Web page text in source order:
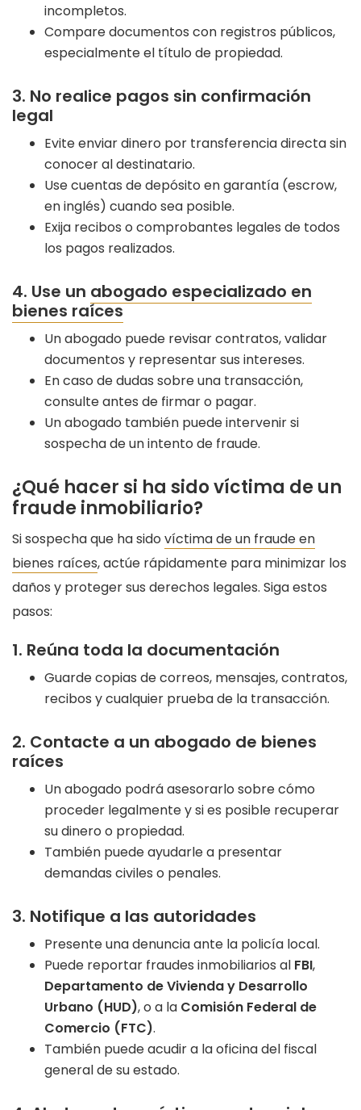
incompletos.
Compare documentos con registros públicos,
especialmente el título de propiedad.
3. No realice pagos sin confirmación
legal
Evite enviar dinero por transferencia directa sin
conocer al destinatario.
Use cuentas de depósito en garantía (escrow,
en inglés) cuando sea posible.
Exija recibos o comprobantes legales de todos
los pagos realizados.
4. Use un abogado especializado en
bienes raíces
Un abogado puede revisar contratos, validar
documentos y representar sus intereses.
En caso de dudas sobre una transacción,
consulte antes de firmar o pagar.
Un abogado también puede intervenir si
sospecha de un intento de fraude.
¿Qué hacer si ha sido víctima de un
fraude inmobiliario?
Si sospecha que ha sido víctima de un fraude en
bienes raíces, actúe rápidamente para minimizar los
daños y proteger sus derechos legales. Siga estos
pasos:
1. Reúna toda la documentación
Guarde copias de correos, mensajes, contratos,
recibos y cualquier prueba de la transacción.
2. Contacte a un abogado de bienes
raíces
Un abogado podrá asesorarlo sobre cómo
proceder legalmente y si es posible recuperar
su dinero o propiedad.
También puede ayudarle a presentar
demandas civiles o penales.
3. Notifique a las autoridades
Presente una denuncia ante la policía local.
Puede reportar fraudes inmobiliarios al FBI,
Departamento de Vivienda y Desarrollo
Urbano (HUD), o a la Comisión Federal de
Comercio (FTC).
También puede acudir a la oficina del fiscal
general de su estado.